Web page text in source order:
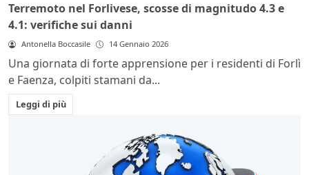
Terremoto nel Forlivese, scosse di magnitudo 4.3 e
4.1: verifiche sui danni
Antonella Boccasile 14 Gennaio 2026
Una giornata di forte apprensione per i residenti di Forlì
e Faenza, colpiti stamani da...
Leggi di più